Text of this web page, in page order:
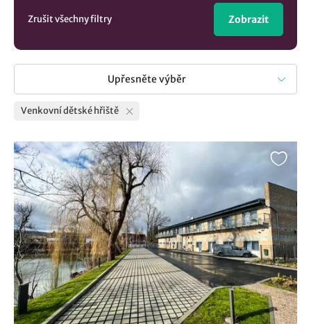
Zrušit všechny filtry Zobrazit
Upřesněte výběr
Venkovní dětské hřiště